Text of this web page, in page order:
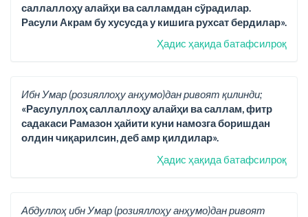
саллаллоҳу алайҳи ва салламдан сўрадилар.
Расули Акрам бу хусусда у кишига рухсат бердилар».
Ҳадис ҳақида батафсилроқ
Ибн Умар (розияллоҳу анҳумо)дан ривоят қилинди;
«Расулуллоҳ саллаллоҳу алайҳи ва саллам, фитр
садакаси Рамазон ҳайити куни намозга боришдан
олдин чиқарилсин, деб амр қилдилар».
Ҳадис ҳақида батафсилроқ
Абдуллоҳ ибн Умар (розияллоҳу анҳумо)дан ривоят